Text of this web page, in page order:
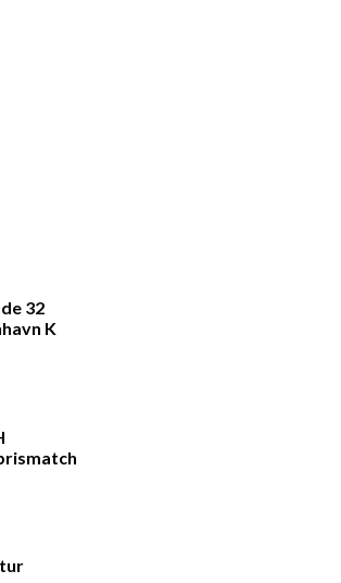
32
K